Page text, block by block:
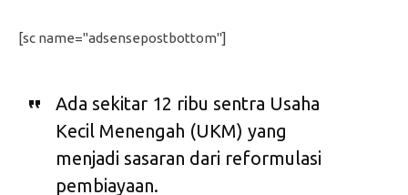
[sc name="adsensepostbottom"]
Ada sekitar 12 ribu sentra Usaha
Kecil Menengah (UKM) yang
menjadi sasaran dari reformulasi
pembiayaan.